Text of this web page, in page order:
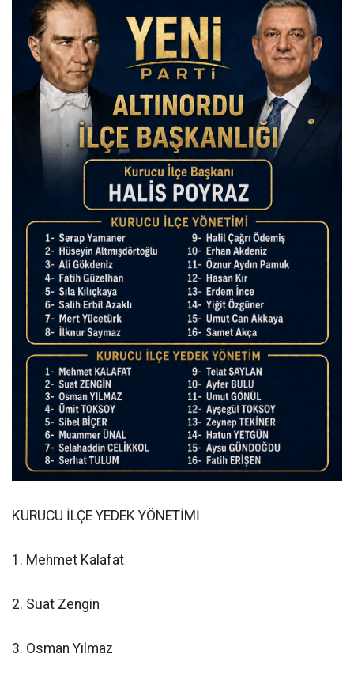
KURUCU İLÇE YEDEK YÖNETİMİ
1. Mehmet Kalafat
2. Suat Zengin
3. Osman Yılmaz